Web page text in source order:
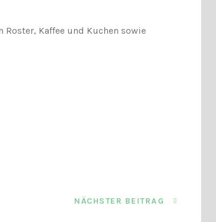
Kaffee und Kuchen sowie
NÄCHSTER BEITRAG